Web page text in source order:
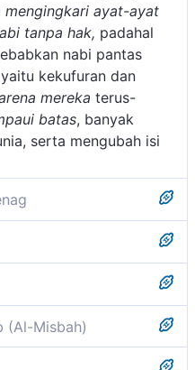
mengingkari ayat-ayat
tanpa hak, padahal
nabi pantas
yaitu kekufuran dan
mereka terus-
batas, banyak
serta mengubah isi
para Ahli Kitab
mereka yang
dengan berbagai
kehinaan kepada
kecuali bila
peraturan dan
jizyah, yaitu pajak
saja mereka berada,
kepada tali (agama)
manusia.
di mana pun
mereka tak ada
dengan dua hal:
(Al-Misbah)
bahwa orang-orang